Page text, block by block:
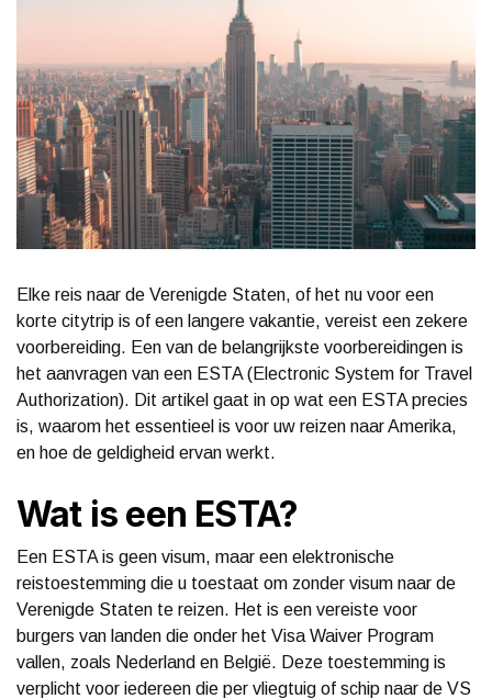
Elke reis naar de Verenigde Staten, of het nu voor een
korte citytrip is of een langere vakantie, vereist een zekere
voorbereiding. Een van de belangrijkste voorbereidingen is
het aanvragen van een ESTA (Electronic System for Travel
Authorization). Dit artikel gaat in op wat een ESTA precies
is, waarom het essentieel is voor uw reizen naar Amerika,
en hoe de geldigheid ervan werkt.
Wat is een ESTA?
Een ESTA is geen visum, maar een elektronische
reistoestemming die u toestaat om zonder visum naar de
Verenigde Staten te reizen. Het is een vereiste voor
burgers van landen die onder het Visa Waiver Program
vallen, zoals Nederland en België. Deze toestemming is
verplicht voor iedereen die per vliegtuig of schip naar de VS